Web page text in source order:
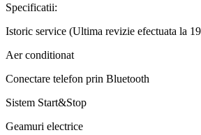
Specificatii:
Istoric service (Ultima revizie efectuata la
Aer conditionat
Conectare telefon prin Bluetooth
Sistem Start&Stop
Geamuri electrice